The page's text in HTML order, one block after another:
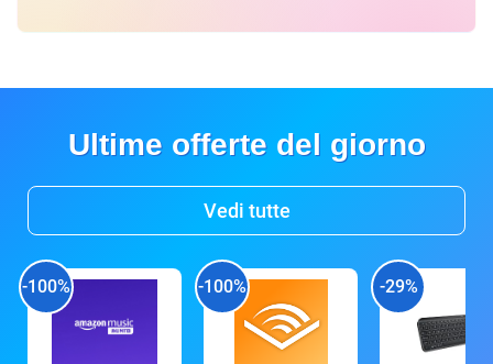
Ultime offerte del giorno
Vedi tutte
-100% -100% -29%